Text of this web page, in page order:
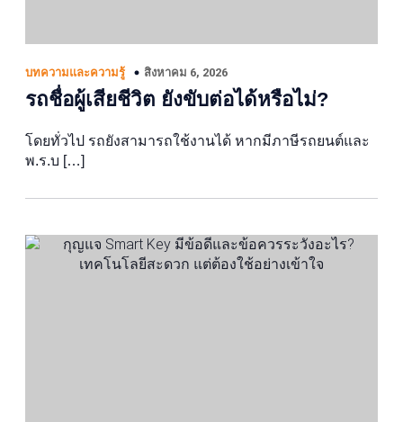
บทความและความรู้ สิงหาคม 6, 2026
รถชื่อผู้เสียชีวิต ยังขับต่อได้หรือไม่?
โดยทั่วไป รถยังสามารถใช้งานได้ หากมีภาษีรถยนต์และ
พ.ร.บ […]